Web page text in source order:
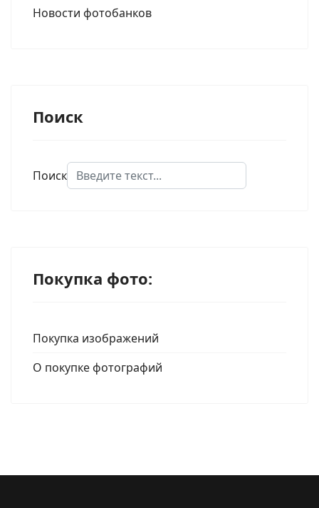
Новости фотобанков
Поиск
Поиск
Покупка фото:
Покупка изображений
О покупке фотографий